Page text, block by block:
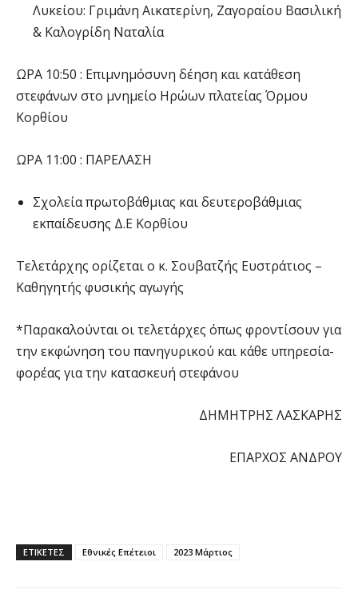
Λυκείου: Γριμάνη Αικατερίνη, Ζαγοραίου Βασιλική
& Καλογρίδη Ναταλία
ΩΡΑ 10:50 : Επιμνημόσυνη δέηση και κατάθεση
στεφάνων στο μνημείο Ηρώων πλατείας Όρμου
Κορθίου
ΩΡΑ 11:00 : ΠΑΡΕΛΑΣΗ
Σχολεία πρωτοβάθμιας και δευτεροβάθμιας
εκπαίδευσης Δ.Ε Κορθίου
Τελετάρχης ορίζεται ο κ. Σουβατζής Ευστράτιος –
Καθηγητής φυσικής αγωγής
*Παρακαλούνται οι τελετάρχες όπως φροντίσουν για
την εκφώνηση του πανηγυρικού και κάθε υπηρεσία-
φορέας για την κατασκευή στεφάνου
ΔΗΜΗΤΡΗΣ ΛΑΣΚΑΡΗΣ
ΕΠΑΡΧΟΣ ΑΝΔΡΟΥ
ΕΤΙΚΕΤΕΣ Εθνικές Επέτειοι 2023 Μάρτιος